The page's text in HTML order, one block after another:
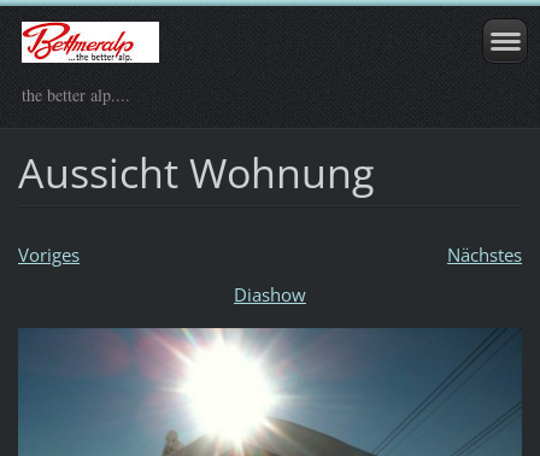
the better alp....
Aussicht Wohnung
Voriges
Nächstes
Diashow